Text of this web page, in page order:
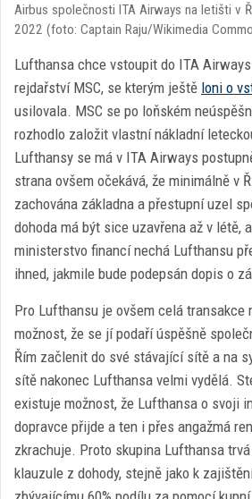
Airbus společnosti ITA Airways na letišti v
2022 (foto: Captain Raju/Wikimedia
Lufthansa chce vstoupit do ITA
rejdařství MSC, se kterým ještě loni o
usilovala. MSC se po loňském
rozhodlo založit vlastní nákladní
Lufthansy se má v ITA Airways
strana ovšem očekává, že minimálně v
zachována základna a přestupní uzel
dohoda má být sice uzavřena až v létě,
ministerstvo financí nechá Lufthansu
ihned, jakmile bude podepsán dopis o
Pro Lufthansu je ovšem celá transakce
možnost, že se jí podaří úspěšně
Řím začlenit do své stávající sítě a na
sítě nakonec Lufthansa velmi vydělá.
existuje možnost, že Lufthansa o svoji
dopravce přijde a ten i přes angažmá
zkrachuje. Proto skupina Lufthansa
klauzule z dohody, stejně jako k